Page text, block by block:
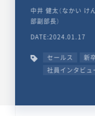
中井 健太（なかい
部副部長）
DATE:2024.01.17
セールス
社員インタビ